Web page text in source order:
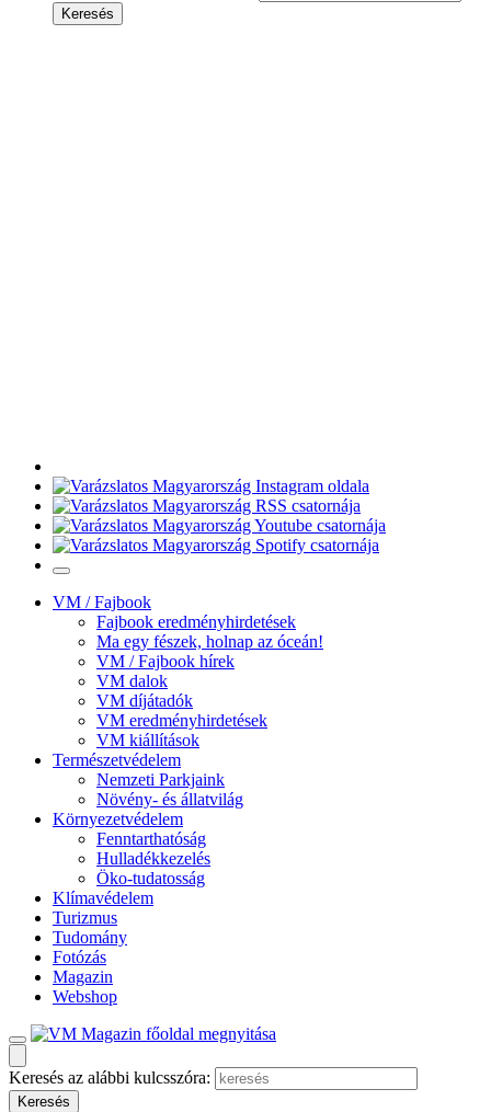
VM / Fajbook
Fajbook eredményhirdetések
Ma egy fészek, holnap az óceán!
VM / Fajbook hírek
VM dalok
VM díjátadók
VM eredményhirdetések
VM kiállítások
Természetvédelem
Nemzeti Parkjaink
Növény- és állatvilág
Környezetvédelem
Fenntarthatóság
Hulladékkezelés
Öko-tudatosság
Klímavédelem
Turizmus
Tudomány
Fotózás
Magazin
Webshop
Keresés az alábbi kulcsszóra: